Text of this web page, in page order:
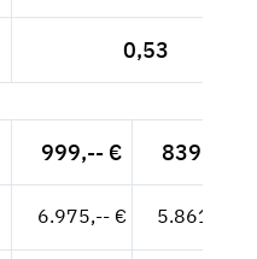
0,53
999,-- € 839,50 €
6.975,-- € 5.861,34 €